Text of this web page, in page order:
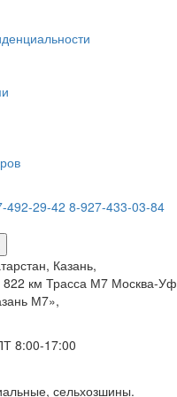
492-29-42 8-927-433-03-84
Казань,
822 км Трасса М7 Москва-
М7»,
8:00-17:00
сельхозшины.